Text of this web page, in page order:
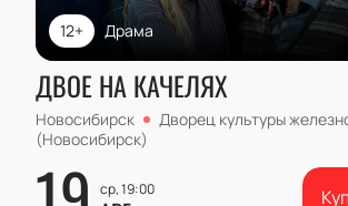
Драма
12+
ДВОЕ НА КАЧЕЛЯХ
Новосибирск
Дворец культуры
(Новосибирск)
ср, 19:00